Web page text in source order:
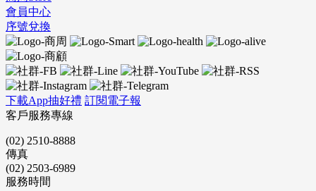
會員中心
序號兌換
下載App抽好禮 訂閱電子報
客戶服務專線
(02) 2510-8888
傳真
(02) 2503-6989
服務時間